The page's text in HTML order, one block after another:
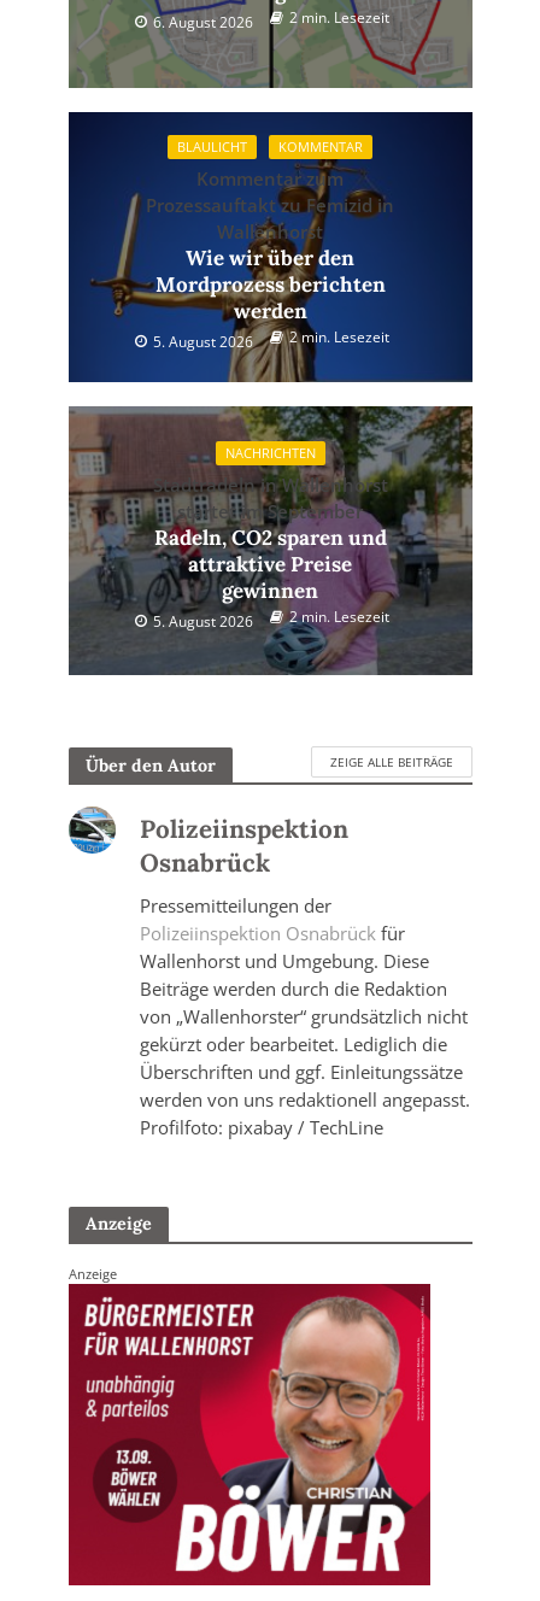
6. August 2026 2 min. Lesezeit
BLAULICHT KOMMENTAR
Kommentar zum
Prozessauftakt zu Femizid in
Wallenhorst
Wie wir über den
Mordprozess berichten
werden
5. August 2026 2 min. Lesezeit
NACHRICHTEN
Stadtradeln in Wallenhorst
startet im September
Radeln, CO2 sparen und
attraktive Preise
gewinnen
5. August 2026 2 min. Lesezeit
Über den Autor ZEIGE ALLE BEITRÄGE
Polizeiinspektion
Osnabrück
Pressemitteilungen der
Polizeiinspektion Osnabrückfür
Wallenhorst und Umgebung. Diese
Beiträge werden durch die Redaktion
von „Wallenhorster“ grundsätzlich nicht
gekürzt oder bearbeitet. Lediglich die
Überschriften und ggf. Einleitungssätze
werden von uns redaktionell angepasst.
Profilfoto: pixabay / TechLine
Anzeige
Anzeige